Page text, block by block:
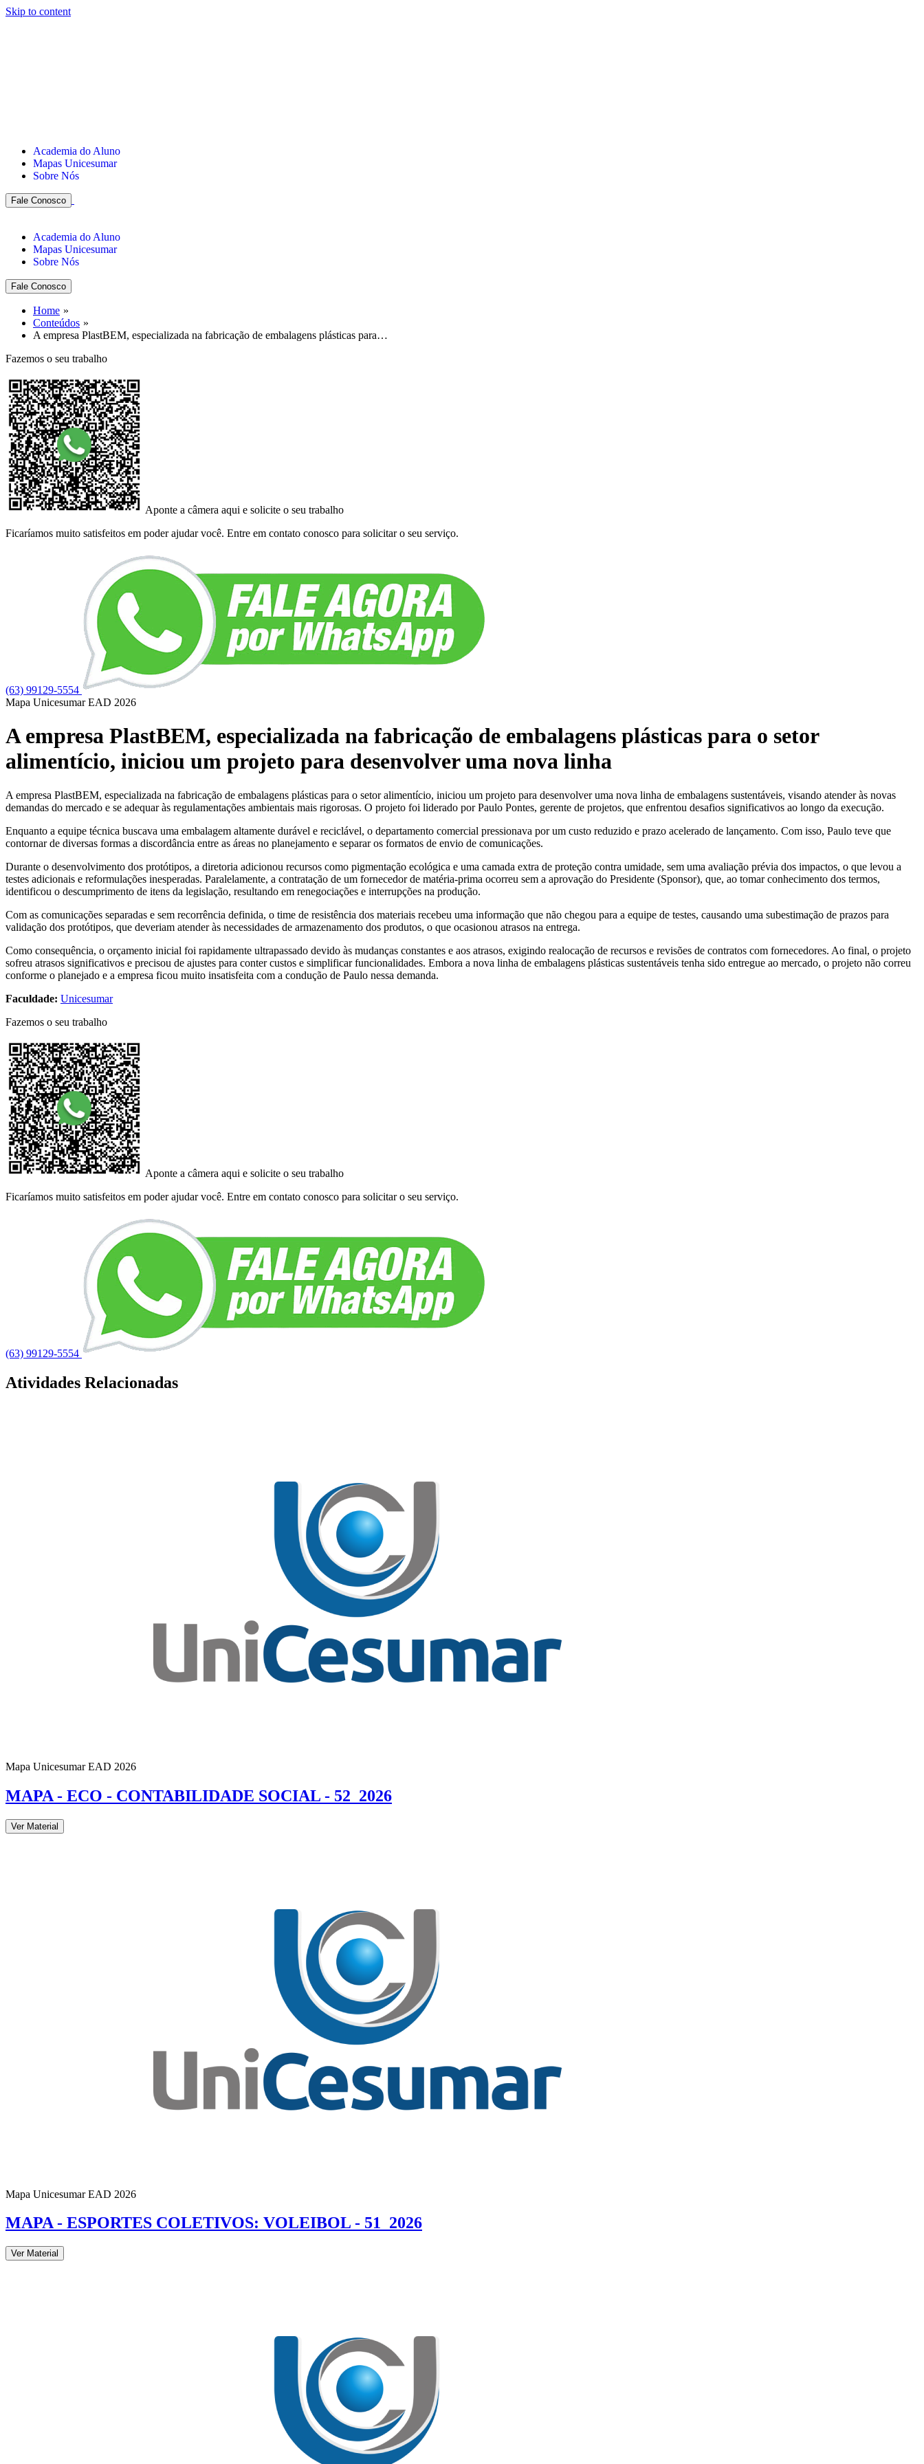
Skip to content
Academia do Aluno
Mapas Unicesumar
Sobre Nós
Fale Conosco
Academia do Aluno
Mapas Unicesumar
Sobre Nós
Fale Conosco
Home
Conteúdos
A empresa PlastBEM, especializada na fabricação de embalagens plásticas para…
Fazemos o seu trabalho
Aponte a câmera aqui e solicite o seu trabalho
Ficaríamos muito satisfeitos em poder ajudar você. Entre em contato conosco para solicitar o seu serviço.
(63) 99129-5554
Mapa Unicesumar EAD 2026
A empresa PlastBEM, especializada na fabricação de embalagens plásticas para o setor
alimentício, iniciou um projeto para desenvolver uma nova linha
A empresa PlastBEM, especializada na fabricação de embalagens plásticas para o setor alimentício, iniciou um projeto para desenvolver uma nova linha de embalagens sustentáveis, visando atender às novas
demandas do mercado e se adequar às regulamentações ambientais mais rigorosas. O projeto foi liderado por Paulo Pontes, gerente de projetos, que enfrentou desafios significativos ao longo da execução.
Enquanto a equipe técnica buscava uma embalagem altamente durável e reciclável, o departamento comercial pressionava por um custo reduzido e prazo acelerado de lançamento. Com isso, Paulo teve que
contornar de diversas formas a discordância entre as áreas no planejamento e separar os formatos de envio de comunicações.
Durante o desenvolvimento dos protótipos, a diretoria adicionou recursos como pigmentação ecológica e uma camada extra de proteção contra umidade, sem uma avaliação prévia dos impactos, o que levou a
testes adicionais e reformulações inesperadas. Paralelamente, a contratação de um fornecedor de matéria-prima ocorreu sem a aprovação do Presidente (Sponsor), que, ao tomar conhecimento dos termos,
identificou o descumprimento de itens da legislação, resultando em renegociações e interrupções na produção.
Com as comunicações separadas e sem recorrência definida, o time de resistência dos materiais recebeu uma informação que não chegou para a equipe de testes, causando uma subestimação de prazos para
validação dos protótipos, que deveriam atender às necessidades de armazenamento dos produtos, o que ocasionou atrasos na entrega.
Como consequência, o orçamento inicial foi rapidamente ultrapassado devido às mudanças constantes e aos atrasos, exigindo realocação de recursos e revisões de contratos com fornecedores. Ao final, o projeto
sofreu atrasos significativos e precisou de ajustes para conter custos e simplificar funcionalidades. Embora a nova linha de embalagens plásticas sustentáveis tenha sido entregue ao mercado, o projeto não correu
conforme o planejado e a empresa ficou muito insatisfeita com a condução de Paulo nessa demanda.
Faculdade: Unicesumar
Fazemos o seu trabalho
Aponte a câmera aqui e solicite o seu trabalho
Ficaríamos muito satisfeitos em poder ajudar você. Entre em contato conosco para solicitar o seu serviço.
(63) 99129-5554
Atividades Relacionadas
Mapa Unicesumar EAD 2026
MAPA - ECO - CONTABILIDADE SOCIAL - 52_2026
Ver Material
Mapa Unicesumar EAD 2026
MAPA - ESPORTES COLETIVOS: VOLEIBOL - 51_2026
Ver Material